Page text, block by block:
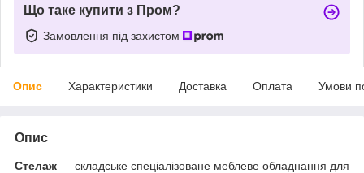
Що таке купити з Пром?
Замовлення під захистом
Опис Характеристики Доставка Оплата Умови
Опис
Стелаж — складське спеціалізоване меблеве обладнання для